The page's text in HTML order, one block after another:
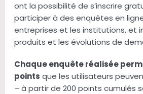
ont la possibilité de s’inscrire
participer à des enquêtes en
entreprises et les institutions, et
produits et les évolutions de
Chaque enquête réalisée
points que les utilisateurs
– à partir de 200 points cumulés